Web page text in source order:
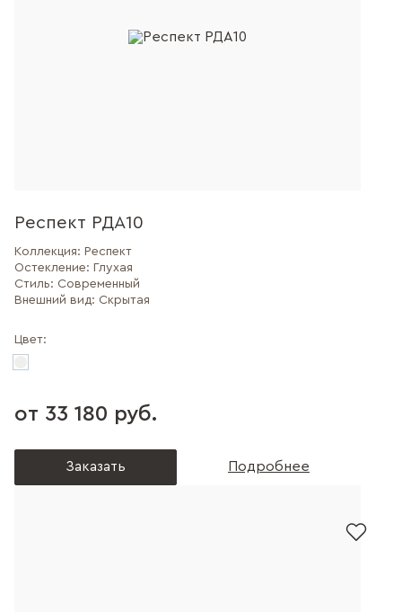
Респект РДА10
Коллекция: Респект
Остекление: Глухая
Стиль: Современный
Внешний вид: Скрытая
Цвет:
от 33 180 руб.
Заказать Подробнее